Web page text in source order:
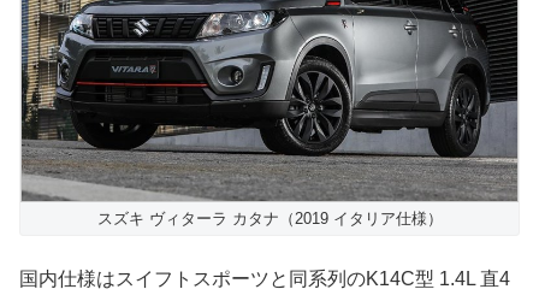
スズキ ヴィターラ カタナ（2019 イタリア仕様）
国内仕様はスイフトスポーツと同系列のK14C型 1.4L 直4